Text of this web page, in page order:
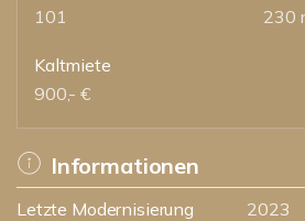
101
230
Kaltmiete
900,- €
Informationen
Letzte Modernisierung
2023